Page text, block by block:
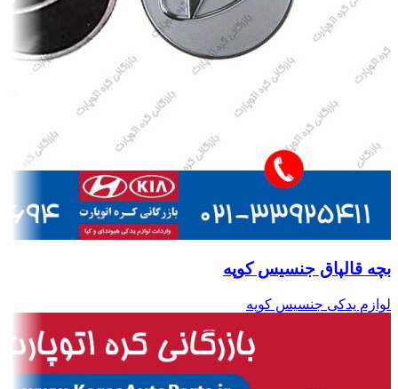
بچه قالپاق جنسیس کوپه
لوازم یدکی جنسیس کوپه